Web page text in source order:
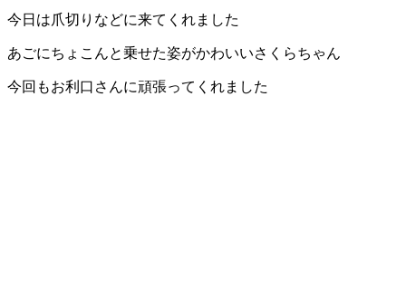
今日は爪切りなどに来てくれました
あごにちょこんと乗せた姿がかわいいさくらちゃん
今回もお利口さんに頑張ってくれました